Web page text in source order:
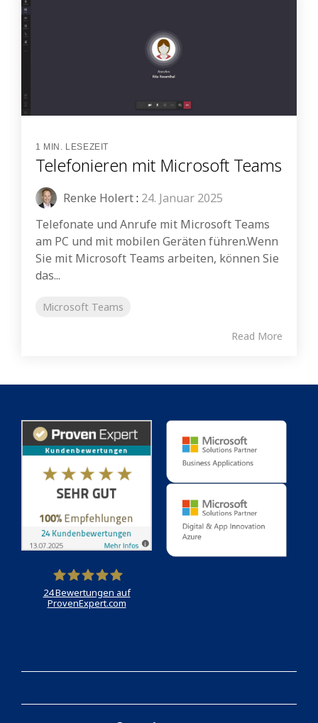
1 MIN. LESEZEIT
Telefonieren mit Microsoft Teams
Renke Holert: 24. Januar 2025
Telefonate und Anrufe mit Microsoft Teams
am PC und mit mobilen Geräten führen.Wenn
Sie mit Microsoft Teams arbeiten, können Sie
das...
Microsoft Teams
Read More
24Bewertungen auf
ProvenExpert.com